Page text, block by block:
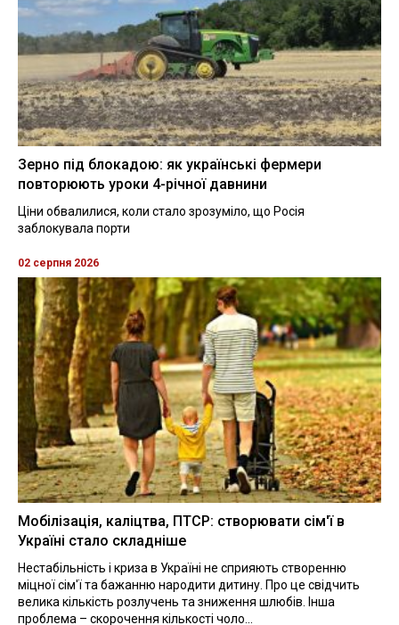
Зерно під блокадою: як українські фермери
повторюють уроки 4-річної давнини
Ціни обвалилися, коли стало зрозуміло, що Росія
заблокувала порти
02 серпня 2026
Мобілізація, каліцтва, ПТСР: створювати сім'ї в
Україні стало складніше
Нестабільність і криза в Україні не сприяють створенню
міцної сім'ї та бажанню народити дитину. Про це свідчить
велика кількість розлучень та зниження шлюбів. Інша
проблема – скорочення кількості чоло...